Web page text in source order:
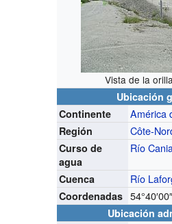
Vista de la
Ubicación
Continente
América
Región Côte-
Curso de
agua
Río
Cuenca Río
Coordenadas
Ubicación